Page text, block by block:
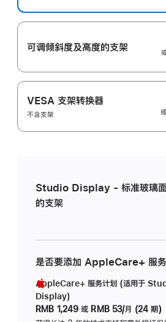
可调倾斜度及高‍度的支‍架
VESA 支架转换器
不含支架
Studio Display - 标准玻璃面
的支架
是否要添加 AppleCare+ 服务
AppleCare+ 服务计划 (适用于
Display)
RMB 1,249 或 RMB 53/月 (24 期)